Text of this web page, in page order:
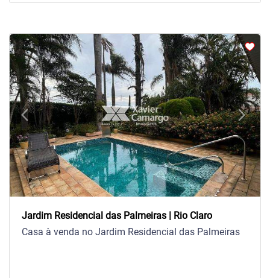
arrow_back_iosPrevious arrow_forward_iosNext
Jardim Residencial das Palmeiras | Rio Claro
Casa à venda no Jardim Residencial das Palmeiras